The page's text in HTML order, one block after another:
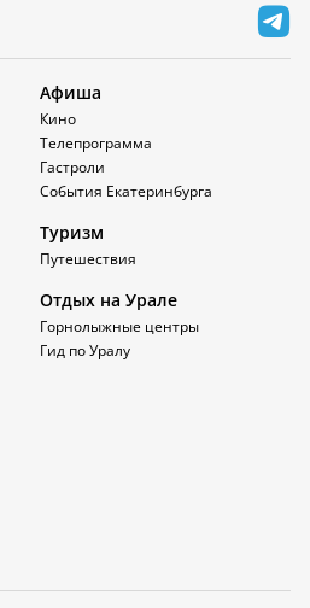
Афиша
Кино
Телепрограмма
Гастроли
События Екатеринбурга
Туризм
Путешествия
Отдых на Урале
Горнолыжные центры
Гид по Уралу